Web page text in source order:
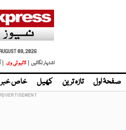
09, 2026
اشتہار لگائیں |
لائیو ٹی وی
صفحۂ اول تازہ ترین کھیل خاص